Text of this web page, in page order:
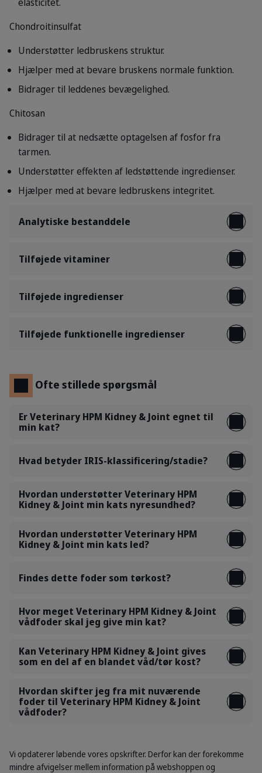
Chondroitinsulfat
Understøtter ledbruskens struktur.
Hjælper med at bevare bruskens normale funktion.
Bidrager til leddenes bevægelighed.
Chitosan
Bidrager til at nedsætte optagelsen af fosfor fra
tarmen.
Understøtter effekten af ledstøttende ingredienser.
Hjælper med at bevare ledbruskens integritet.
Analytiske bestanddele
Tilføjede vitaminer
Tilføjede ingredienser
Tilføjede funktionelle ingredienser
Ofte stillede spørgsmål
Er Veterinary HPM Kidney & Joint egnet til
min kat?
Hvad betyder IRIS-klassificering/stadie?
Hvordan understøtter Veterinary HPM
Kidney & Joint min kats nyresundhed?
Hvordan understøtter Veterinary HPM
Kidney & Joint min kats led?
Findes dette foder som tørkost?
Hvor meget Veterinary HPM Kidney & Joint
vådfoder skal jeg give min kat?
Kan Veterinary HPM Kidney & Joint gives
som en del af en blandet våd/tør kost?
Hvordan skifter jeg fra mit nuværende
foder til Veterinary HPM Kidney & Joint
vådfoder?
Vi opdaterer løbende vores opskrifter. Derfor kan der forekomme
mindre afvigelser mellem information på webshoppen og